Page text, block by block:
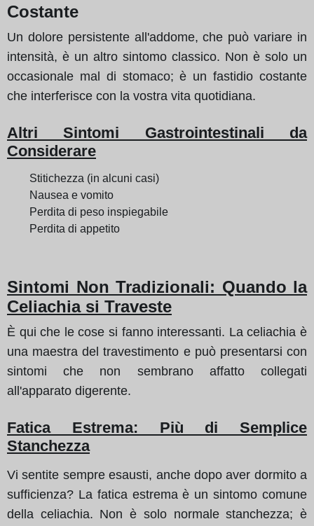
Costante
Un dolore persistente all'addome, che può variare in
intensità, è un altro sintomo classico. Non è solo un
occasionale mal di stomaco; è un fastidio costante
che interferisce con la vostra vita quotidiana.
Altri Sintomi Gastrointestinali da
Considerare
Stitichezza (in alcuni casi)
Nausea e vomito
Perdita di peso inspiegabile
Perdita di appetito
Sintomi Non Tradizionali: Quando la
Celiachia si Traveste
È qui che le cose si fanno interessanti. La celiachia è
una maestra del travestimento e può presentarsi con
sintomi che non sembrano affatto collegati
all'apparato digerente.
Fatica Estrema: Più di Semplice
Stanchezza
Vi sentite sempre esausti, anche dopo aver dormito a
sufficienza? La fatica estrema è un sintomo comune
della celiachia. Non è solo normale stanchezza; è